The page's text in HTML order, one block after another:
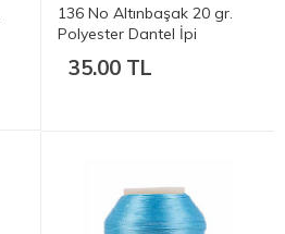
136 No Altınbaşak 20 gr.
Polyester Dantel İpi
35.00 TL